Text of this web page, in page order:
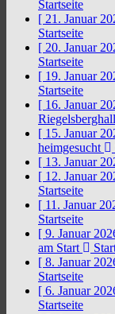
Startseite
[ 21. Januar
Startseite
[ 20. Januar
Startseite
[ 19. Januar
Startseite
[ 16. Januar
[ 15. Januar
heimgesucht
[ 13. Januar
[ 12. Januar
Startseite
[ 11. Januar
Startseite
[ 9. Januar
am Start
[ 8. Januar
Startseite
[ 6. Januar
Startseite